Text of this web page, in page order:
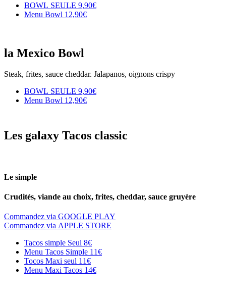
BOWL SEULE 9,90€
Menu Bowl 12,90€
la Mexico Bowl
Steak, frites, sauce cheddar. Jalapanos, oignons crispy
BOWL SEULE 9,90€
Menu Bowl 12,90€
Les galaxy Tacos classic
Le simple
Crudités, viande au choix, frites, cheddar, sauce gruyère
Commandez via GOOGLE PLAY
Commandez via APPLE STORE
Tacos simple Seul 8€
Menu Tacos Simple 11€
Tocos Maxi seul 11€
Menu Maxi Tacos 14€